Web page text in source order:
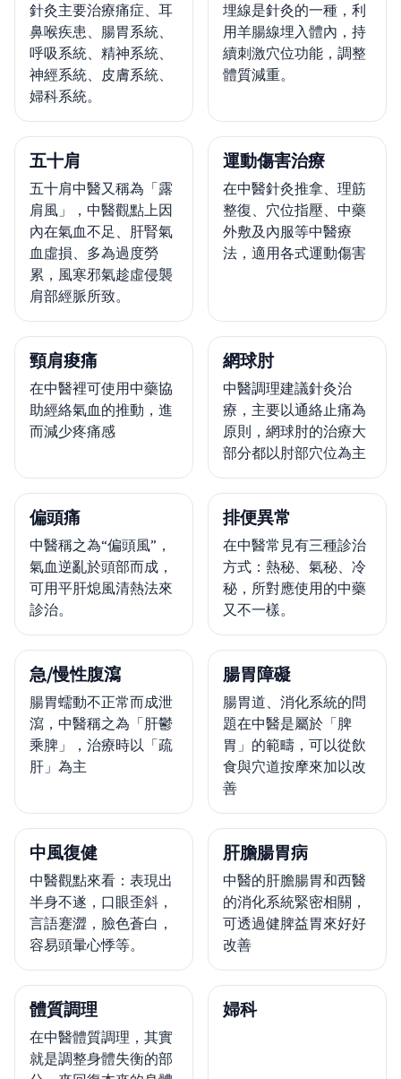
針灸主要治療痛症、耳
鼻喉疾患、腸胃系統、
呼吸系統、精神系統、
神經系統、皮膚系統、
婦科系統。
埋線是針灸的一種，利
用羊腸線埋入體內，持
續刺激穴位功能，調整
體質減重。
五十肩
五十肩中醫又稱為「露
肩風」，中醫觀點上因
內在氣血不足、肝腎氣
血虛損、多為過度勞
累，風寒邪氣趁虛侵襲
肩部經脈所致。
運動傷害治療
在中醫針灸推拿、理筋
整復、穴位指壓、中藥
外敷及內服等中醫療
法，適用各式運動傷害
頸肩痠痛
在中醫裡可使用中藥協
助經絡氣血的推動，進
而減少疼痛感
網球肘
中醫調理建議針灸治
療，主要以通絡止痛為
原則，網球肘的治療大
部分都以肘部穴位為主
偏頭痛
中醫稱之為“偏頭風”，
氣血逆亂於頭部而成，
可用平肝熄風清熱法來
診治。
排便異常
在中醫常見有三種診治
方式：熱秘、氣秘、冷
秘，所對應使用的中藥
又不一樣。
急/慢性腹瀉
腸胃蠕動不正常而成泄
瀉，中醫稱之為「肝鬱
乘脾」，治療時以「疏
肝」為主
腸胃障礙
腸胃道、消化系統的問
題在中醫是屬於「脾
胃」的範疇，可以從飲
食與穴道按摩來加以改
善
中風復健
中醫觀點來看：表現出
半身不遂，口眼歪斜，
言語蹇澀，臉色蒼白，
容易頭暈心悸等。
肝膽腸胃病
中醫的肝膽腸胃和西醫
的消化系統緊密相關，
可透過健脾益胃來好好
改善
體質調理
在中醫體質調理，其實
就是調整身體失衡的部
婦科